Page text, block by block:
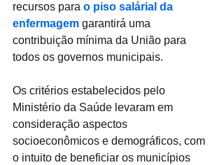
recursos para o piso salárial da
enfermagem garantirá uma
contribuição mínima da União para
todos os governos municipais.
Os critérios estabelecidos pelo
Ministério da Saúde levaram em
consideração aspectos
socioeconômicos e demográficos, com
o intuito de beneficiar os municípios